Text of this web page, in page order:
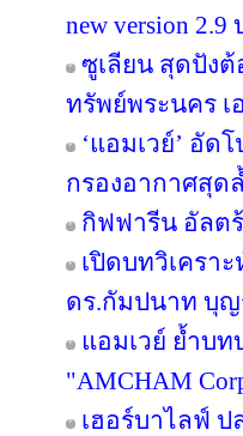
new version
ซูเลียน สุดปังต้
ทรัพย์พระนคร เ
‘แอมเวย์’ อัด
กรองอากาศสุด
กิฟฟารีน อัลต
เปิดบทวิเครา
ดร.กัมปนาท บุญ
แอมเวย์ ย้ำบ
"AMCHAM
เฮอร์บาไลฟ์